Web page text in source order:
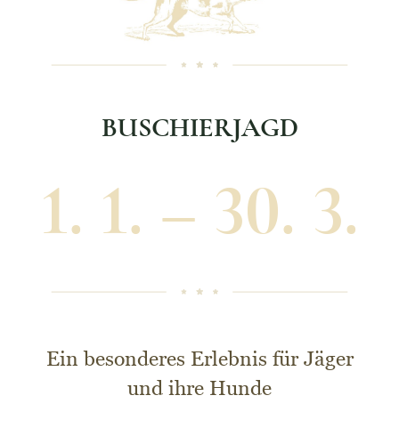
BUSCHIERJAGD
1. 1. – 30. 3.
Ein besonderes Erlebnis für Jäger
und ihre Hunde